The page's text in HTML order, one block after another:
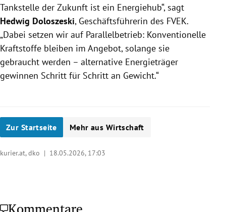
Tankstelle der Zukunft ist ein Energiehub“, sagt
Hedwig Doloszeski, Geschäftsführerin des FVEK.
„Dabei setzen wir auf Parallelbetrieb: Konventionelle
Kraftstoffe bleiben im Angebot, solange sie
gebraucht werden – alternative Energieträger
gewinnen Schritt für Schritt an Gewicht.“
Zur Startseite Mehr aus Wirtschaft
kurier.at, dko | 18.05.2026, 17:03